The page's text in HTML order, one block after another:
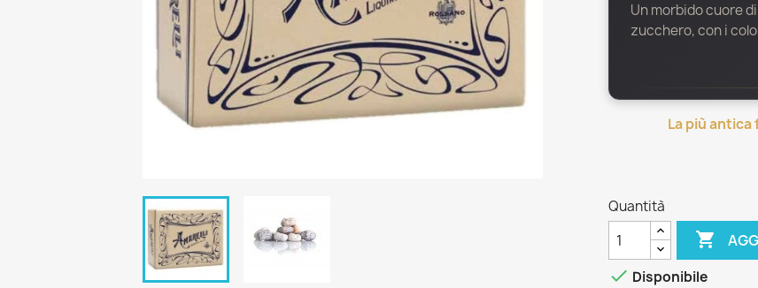
Un morbido cuore
zucchero, con i
La più antica
Quantità

 Disponibile